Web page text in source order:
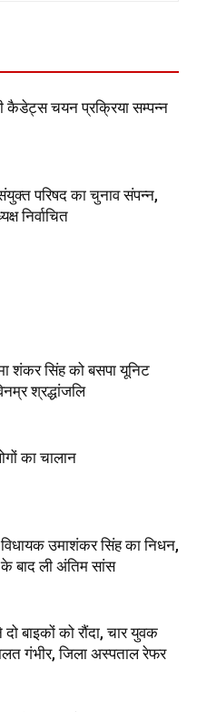
कैडेट्स चयन प्रक्रिया सम्पन्न
परिषद का चुनाव संपन्न,
निर्वाचित
शंकर सिंह को बसपा यूनिट
श्रद्धांजलि
का चालान
उमाशंकर सिंह का निधन,
बाद ली अंतिम सांस
बाइकों को रौंदा, चार युवक
गंभीर, जिला अस्पताल रेफर